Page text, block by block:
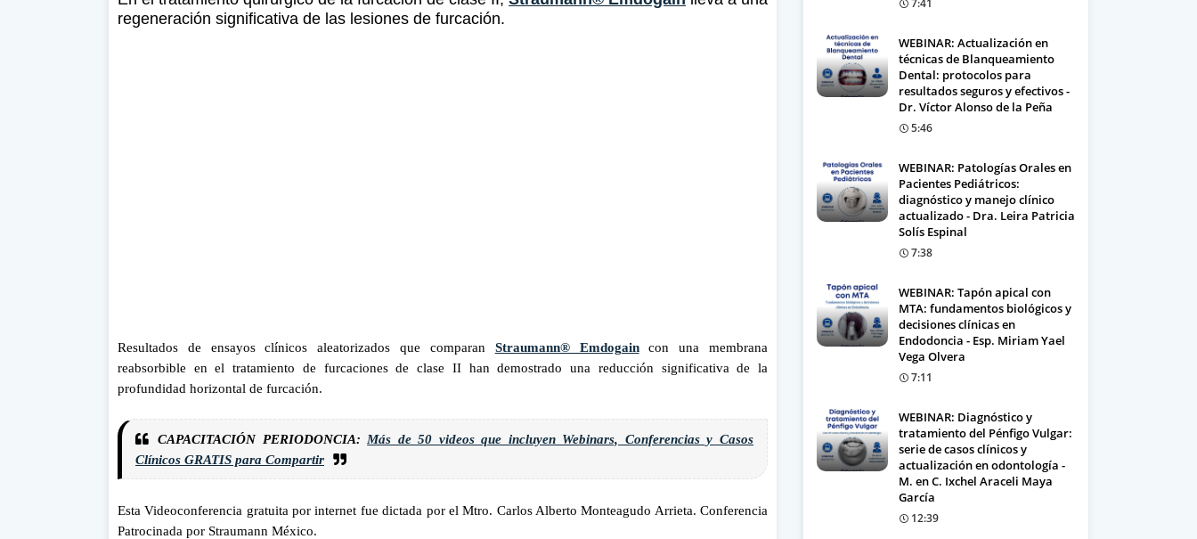
regeneración significativa de las lesiones de furcación.
Resultados de ensayos clínicos aleatorizados que comparan Straumann® Emdogaincon una membrana
reabsorbible en el tratamiento de furcaciones de clase II han demostrado una reducción significativa de la
profundidad horizontal de furcación.
CAPACITACIÓN PERIODONCIA: Más de 50 videos que incluyen Webinars, Conferencias y Casos
Clínicos GRATIS para Compartir
Esta Videoconferencia gratuita por internet fue dictada por el Mtro. Carlos Alberto Monteagudo Arrieta. Conferencia
Patrocinada por Straumann México.
7:41
WEBINAR: Actualización en
técnicas de Blanqueamiento
Dental: protocolos para
resultados seguros y efectivos -
Dr. Víctor Alonso de la Peña
5:46
WEBINAR: Patologías Orales en
Pacientes Pediátricos:
diagnóstico y manejo clínico
actualizado - Dra. Leira Patricia
Solís Espinal
7:38
WEBINAR: Tapón apical con
MTA: fundamentos biológicos y
decisiones clínicas en
Endodoncia - Esp. Miriam Yael
Vega Olvera
7:11
WEBINAR: Diagnóstico y
tratamiento del Pénfigo Vulgar:
serie de casos clínicos y
actualización en odontología -
M. en C. Ixchel Araceli Maya
García
12:39